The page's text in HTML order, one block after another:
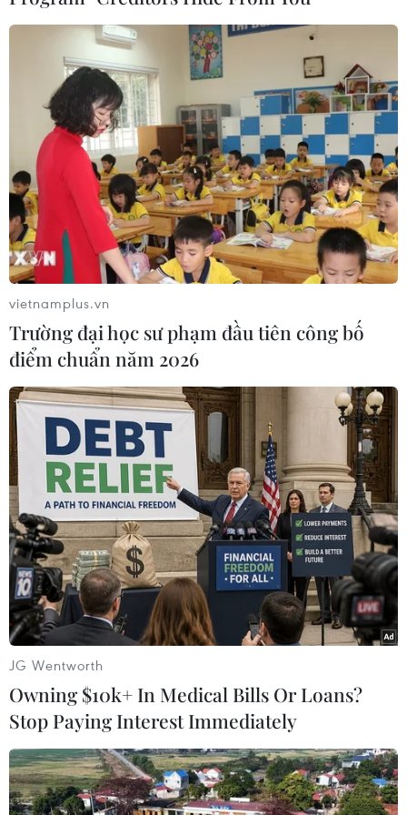
thêm./.
(Vietnam+)
#Dầu khí #Tập đoàn Dầu khí Việt Nam
#PVN
#Chỉ tiêu tài chính
#Nộp ngân sách
Theo dõi VietnamPlus
TIN LIÊN QUAN
vietnamplus.vn
Trường đại học sư phạm đầu tiên công bố
điểm chuẩn năm 2026
JG Wentworth
Owning $10k+ In Medical Bills Or Loans?
Stop Paying Interest Immediately